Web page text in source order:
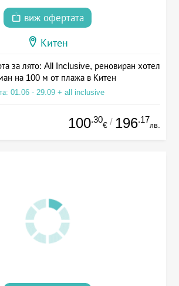
виж офертата
Китен
за лято: All Inclusive, реновиран хотел
на 100 м от плажа в Китен
01.06 - 29.09 + all inclusive
100.30
€ / 196.17
лв.